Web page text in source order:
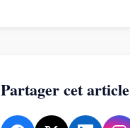
Partager cet article